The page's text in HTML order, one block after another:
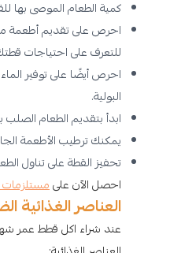
كمية الطعام الموصى بها للقطط
احرص على تقديم أطعمة
للتعرف على احتياجات
احرص أيضًا على توفير
البولية.
ابدأ بتقديم الطعام
يمكنك ترطيب الأطعمة
تحفيز القطة على تناول
احصل الآن علىمستلزمات
العناصر
عند شراء اكل قطط عمر